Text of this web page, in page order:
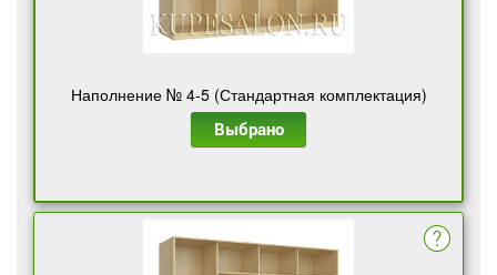
Наполнение № 4-5 (Стандартная комплектация)
Выбрано